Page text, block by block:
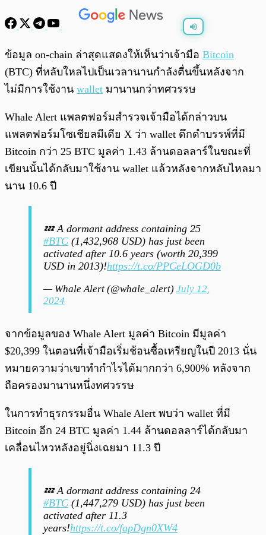
ข้อมูล on-chain ล่าสุดแสดงให้เห็นว่าเจ้ามือ Bitcoin
(BTC) ที่หลับใหลไปเป็นเวลานานกำลังตื่นขึ้นหลังจาก
ไม่มีการใช้งาน wallet มานานกว่าทศวรรษ
Whale Alert แพลตฟอร์มสำรวจเจ้ามือได้กล่าวบน
แพลตฟอร์มโซเชียลมีเดีย X ว่า wallet ดึกดำบรรพ์ที่มี
Bitcoin กว่า 25 BTC มูลค่า 1.43 ล้านดอลลาร์ในขณะที่
เขียนนั้นได้กลับมาใช้งาน wallet แล้วหลังจากหลับไหลมา
นาน 10.6 ปี
💤 A dormant address containing 25
#BTC (1,432,968 USD) has just been
activated after 10.6 years (worth 20,399
USD in 2013)!https://t.co/PPCeLOGD0b
— Whale Alert (@whale_alert) July 12,
2024
จากข้อมูลของ Whale Alert มูลค่า Bitcoin มีมูลค่า
$20,399 ในตอนที่เจ้ามือเริ่มช้อนซื้อเหรียญในปี 2013 นั่น
หมายความว่าเขาทำกำไรได้มากกว่า 6,900% หลังจาก
ถือครองมานานหนึ่งทศวรรษ
ในการทำธุรกรรมอื่น Whale Alert พบว่า wallet ที่มี
Bitcoin อีก 24 BTC มูลค่า 1.44 ล้านดอลลาร์ได้กลับมา
เคลื่อนไหวหลังอยู่นิ่งเฉยมา 11.3 ปี
💤 A dormant address containing 24
#BTC (1,447,279 USD) has just been
activated after 11.3
years!https://t.co/fapDgn0XW4